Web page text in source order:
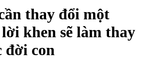
thay đổi một
khen sẽ làm thay
đời con